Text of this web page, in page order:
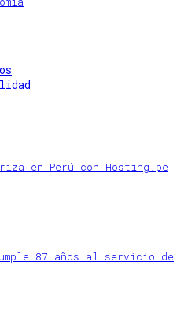
en Perú con Hosting.pe
87 años al servicio de